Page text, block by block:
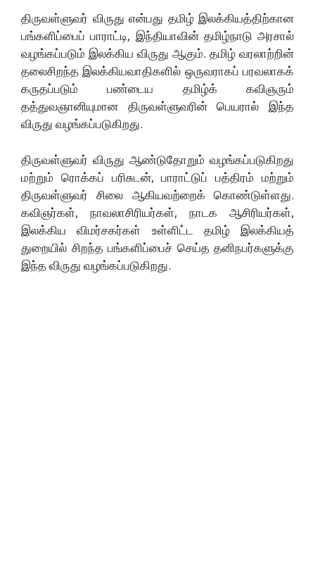
திருவள்ளுவர் விருது என்பது தமிழ் இலக்கியத்திற்கான
பங்களிப்பைப் பாராட்டி, இந்தியாவின் தமிழ்நாடு அரசால்
வழங்கப்படும் இலக்கிய விருது ஆகும். தமிழ் வரலாற்றின்
தலைசிறந்த இலக்கியவாதிகளில் ஒருவராகப் பரவலாகக்
கருதப்படும் பண்டைய தமிழ்க் கவிஞரும்
தத்துவஞானியுமான திருவள்ளுவரின் பெயரால் இந்த
விருது வழங்கப்படுகிறது.
திருவள்ளுவர் விருது ஆண்டுதோறும் வழங்கப்படுகிறது
மற்றும் ரொக்கப் பரிசுடன், பாராட்டுப் பத்திரம் மற்றும்
திருவள்ளுவர் சிலை ஆகியவற்றைக் கொண்டுள்ளது.
கவிஞர்கள், நாவலாசிரியர்கள், நாடக ஆசிரியர்கள்,
இலக்கிய விமர்சகர்கள் உள்ளிட்ட தமிழ் இலக்கியத்
துறையில் சிறந்த பங்களிப்பைச் செய்த தனிநபர்களுக்கு
இந்த விருது வழங்கப்படுகிறது.